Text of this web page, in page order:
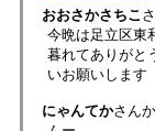
おおさかさちこ
今晩は足立区東
暮れてありがと
いお願いします
にゃんてかさん